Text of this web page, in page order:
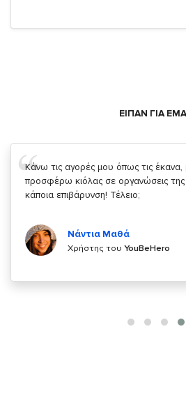
ΕΙΠΑΝ ΓΙΑ
Σας ευχαριστώ που μας δίνετε την
κάτι!
Χρήστης τουYouBeHero